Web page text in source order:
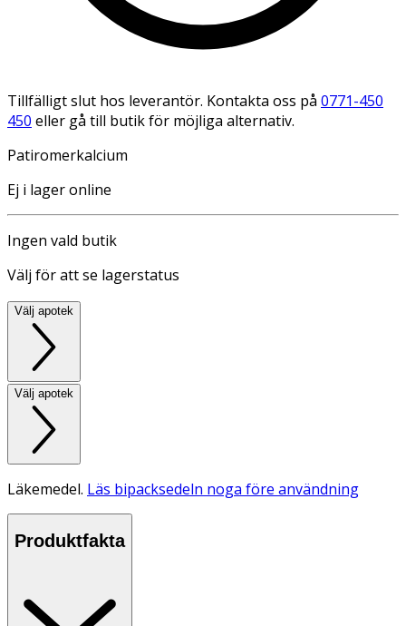
Tillfälligt slut hos leverantör. Kontakta oss på 0771-450
450 eller gå till butik för möjliga alternativ.
Patiromerkalcium
Ej i lager online
Ingen vald butik
Välj för att se lagerstatus
Välj apotek
Välj apotek
Läkemedel. Läs bipacksedeln noga före användning
Produktfakta